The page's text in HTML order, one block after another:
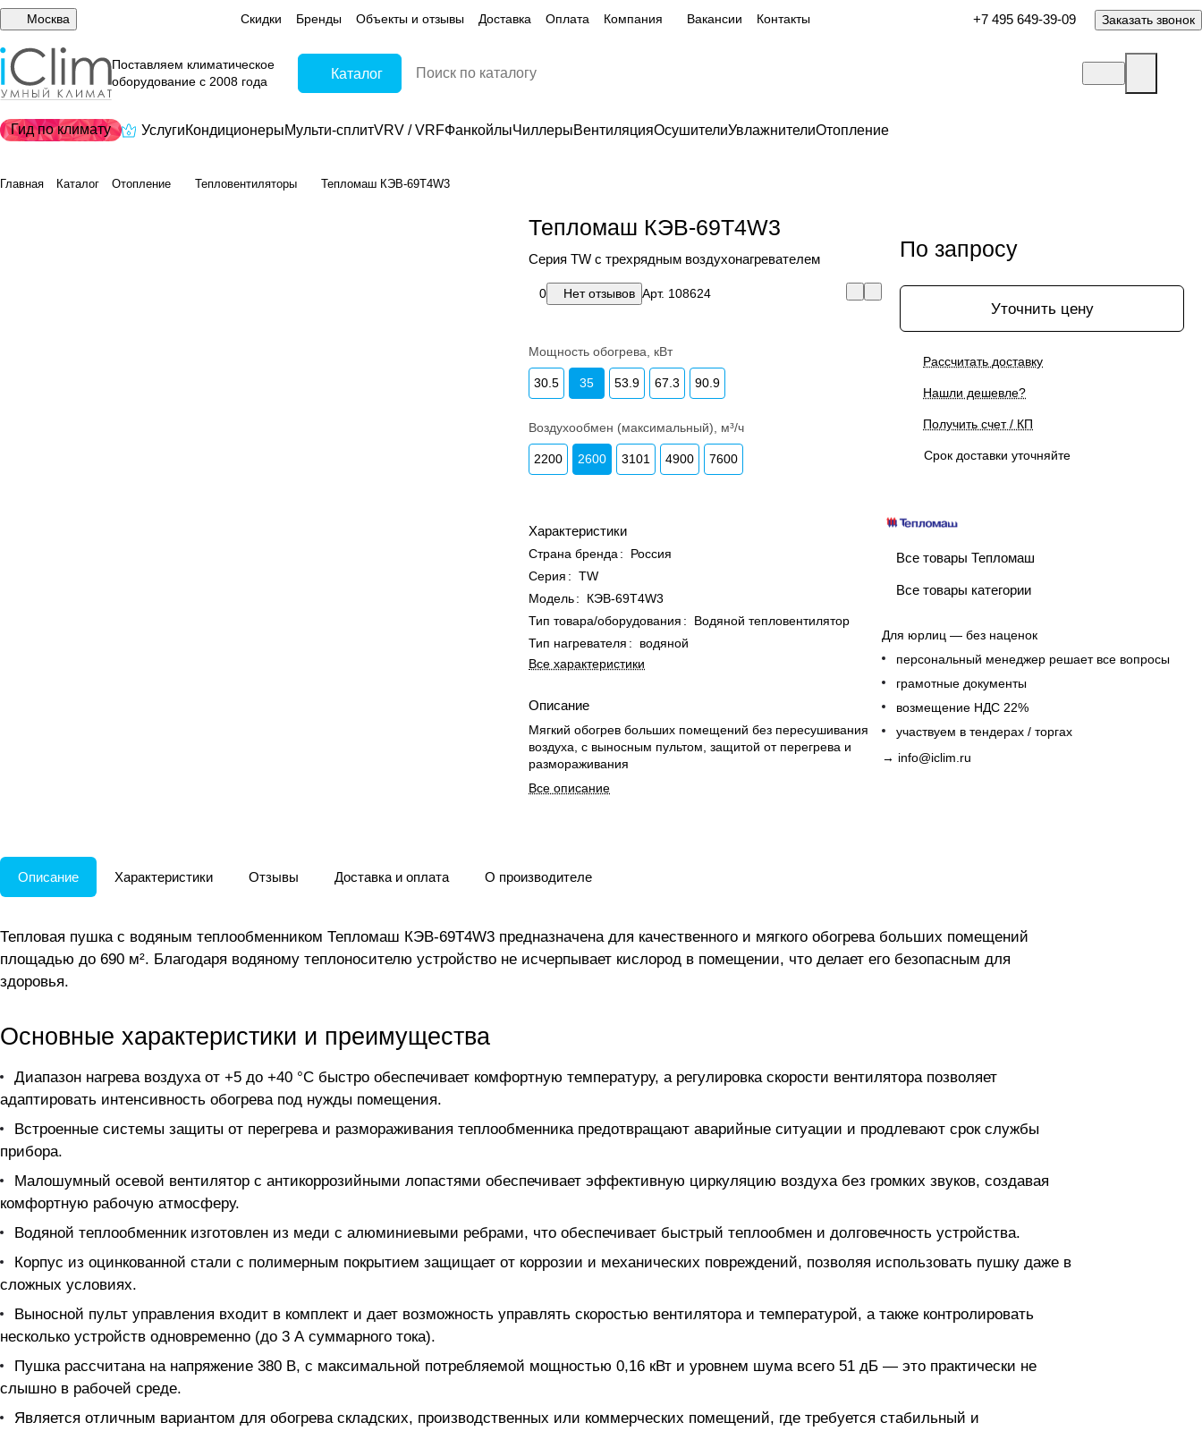
Москва Скидки Бренды Объекты и отзывы Доставка Оплата Компания Вакансии Контакты +7 495 649-39-09 Заказать звонок
Поставляем климатическое
оборудование с 2008 года
Каталог
Гид по климату УслугиКондиционерыМульти-сплитVRV / VRFФанкойлыЧиллерыВентиляцияОсушителиУвлажнителиОтопление
Главная Каталог Отопление Тепловентиляторы Тепломаш КЭВ-69Т4W3
Тепломаш КЭВ-69Т4W3
Серия ТW с трехрядным воздухонагревателем
0 Нет отзывов Арт. 108624
Мощность обогрева, кВт
30.5 35 53.9 67.3 90.9
Воздухообмен (максимальный), м³/ч
2200 2600 3101 4900 7600
Характеристики
Страна бренда :
Россия
Серия : ТW
Модель:
КЭВ-69Т4W3
Тип товара/оборудования :
Водяной тепловентилятор
Тип нагревателя :
водяной
Все характеристики
Описание
Мягкий обогрев больших помещений без пересушивания
воздуха, с выносным пультом, защитой от перегрева и
размораживания
Все описание
По запросу
Уточнить цену
Рассчитать доставку
Нашли дешевле?
Получить счет / КП
Срок доставки уточняйте
Все товары Тепломаш
Все товары категории
Для юрлиц — без наценок
персональный менеджер решает все вопросы
грамотные документы
возмещение НДС 22%
участвуем в тендерах / торгах
→ info@iclim.ru
Описание Характеристики Отзывы Доставка и оплата О производителе
Тепловая пушка с водяным теплообменником Тепломаш КЭВ-69Т4W3 предназначена для качественного и мягкого обогрева больших помещений
площадью до 690 м². Благодаря водяному теплоносителю устройство не исчерпывает кислород в помещении, что делает его безопасным для
здоровья.
Основные характеристики и преимущества
Диапазон нагрева воздуха от +5 до +40 °C быстро обеспечивает комфортную температуру, а регулировка скорости вентилятора позволяет
адаптировать интенсивность обогрева под нужды помещения.
Встроенные системы защиты от перегрева и размораживания теплообменника предотвращают аварийные ситуации и продлевают срок службы
прибора.
Малошумный осевой вентилятор с антикоррозийными лопастями обеспечивает эффективную циркуляцию воздуха без громких звуков, создавая
комфортную рабочую атмосферу.
Водяной теплообменник изготовлен из меди с алюминиевыми ребрами, что обеспечивает быстрый теплообмен и долговечность устройства.
Корпус из оцинкованной стали с полимерным покрытием защищает от коррозии и механических повреждений, позволяя использовать пушку даже в
сложных условиях.
Выносной пульт управления входит в комплект и дает возможность управлять скоростью вентилятора и температурой, а также контролировать
несколько устройств одновременно (до 3 А суммарного тока).
Пушка рассчитана на напряжение 380 В, с максимальной потребляемой мощностью 0,16 кВт и уровнем шума всего 51 дБ — это практически не
слышно в рабочей среде.
Является отличным вариантом для обогрева складских, производственных или коммерческих помещений, где требуется стабильный и